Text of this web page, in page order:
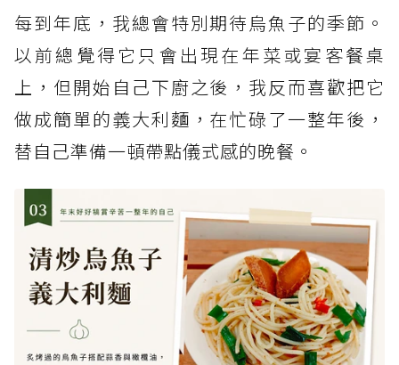
每到年底，我總會特別期待烏魚子的季節。
以前總覺得它只會出現在年菜或宴客餐桌
上，但開始自己下廚之後，我反而喜歡把它
做成簡單的義大利麵，在忙碌了一整年後，
替自己準備一頓帶點儀式感的晚餐。